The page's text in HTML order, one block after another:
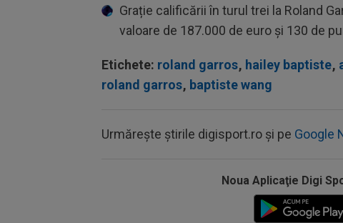
Grație calificării în turul trei la Roland
valoare de 187.000 de euro și 130 de
Etichete: roland garros, hailey baptiste,
roland garros, baptiste wang
Urmărește știrile digisport.ro și pe Google
Noua Aplicaţie Digi